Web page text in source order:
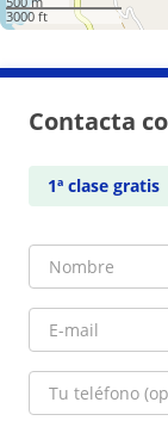
3000 ft
Contacta
1ª clase gratis